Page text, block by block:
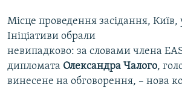
Місце проведення засідання,
Ініціативи обрали
невипадково: за словами члена
дипломата Олександра Чалого,
винесене на обговорення, – нова